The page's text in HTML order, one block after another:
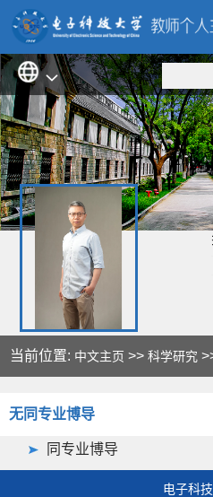
当前位置: 中文主页 >>科学研究
无同专业博导
同专业博导
电子科